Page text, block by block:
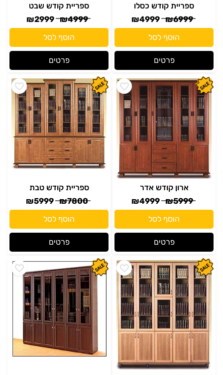
ספריית קודש כסלו
₪6999
₪4999
הוסף לסל
פרטים
ספריית קודש שבט
₪4999
₪2999
הוסף לסל
פרטים
ארון קודש אדר
₪5999
₪4999
הוסף לסל
פרטים
ספריית קודש טבת
₪7800
₪5999
הוסף לסל
פרטים